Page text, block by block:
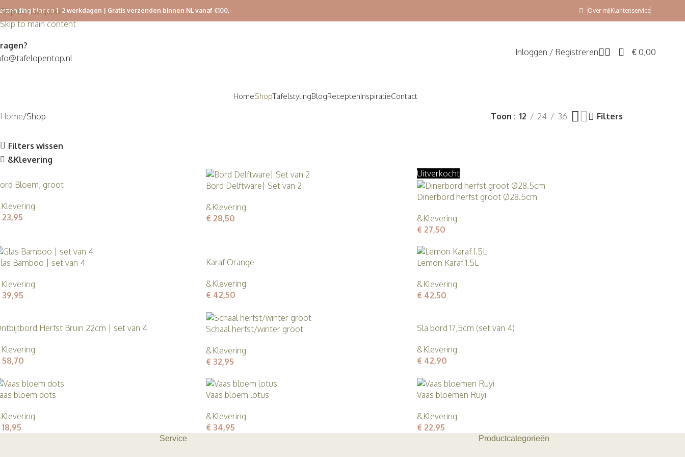
Skip to navigation
Skip to main content
binnen 1 -2 werkdagen | Gratis verzenden binnen NL vanaf €100,- Over mijKlantenservice
Inloggen / Registreren €0,00
HomeShopTafelstylingBlogReceptenInspiratieContact
Home Shop Toon 12 24 36 Filters
Filters wissen
&Klevering
Bloem, groot
23,95
Bord Delftware| Set van 2
&Klevering
€ 28,50
Uitverkocht
Dinerbord herfst groot Ø28.5cm
&Klevering
€ 27,50
Bamboo | set van 4
39,95
Karaf Orange
&Klevering
€ 42,50
Lemon Karaf 1.5L
&Klevering
€ 42,50
Herfst Bruin 22cm | set van 4
58,70
Schaal herfst/winter groot
&Klevering
€ 32,95
Sla bord 17,5cm (set van 4)
&Klevering
€ 42,90
bloem dots
18,95
Vaas bloem lotus
&Klevering
€ 34,95
Vaas bloemen Ruyi
&Klevering
€ 22,95
Service Productcategorieën